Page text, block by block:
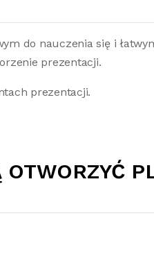
do nauczenia się i
prezentacji.
prezentacji.
OTWORZYĆ